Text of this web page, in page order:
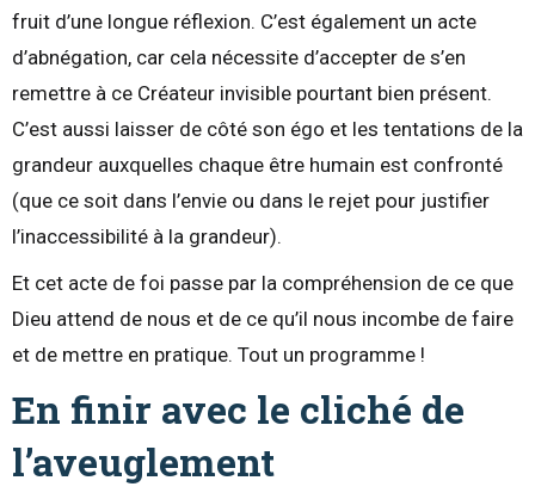
fruit d’une longue réflexion. C’est également un acte
d’abnégation, car cela nécessite d’accepter de s’en
remettre à ce Créateur invisible pourtant bien présent.
C’est aussi laisser de côté son égo et les tentations de la
grandeur auxquelles chaque être humain est confronté
(que ce soit dans l’envie ou dans le rejet pour justifier
l’inaccessibilité à la grandeur).
Et cet acte de foi passe par la compréhension de ce que
Dieu attend de nous et de ce qu’il nous incombe de faire
et de mettre en pratique. Tout un programme !
En finir avec le cliché de
l’aveuglement